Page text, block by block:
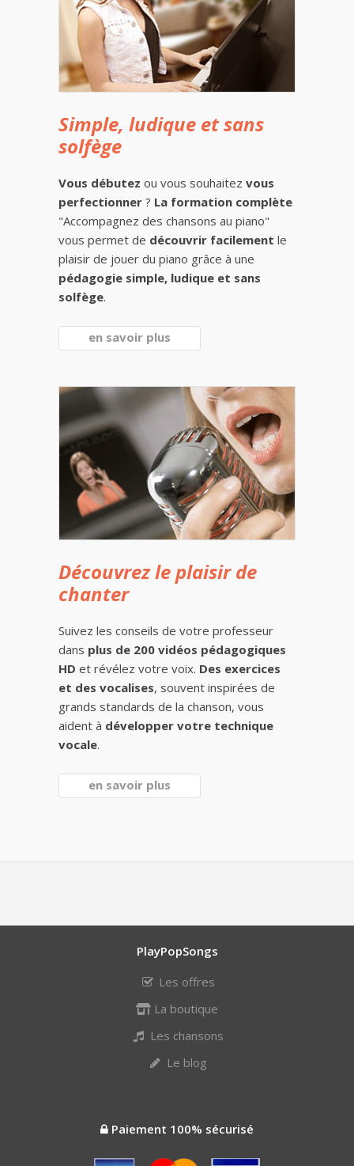
Simple, ludique et sans
solfège
Vous débutez ou vous souhaitez vous
perfectionner ? La formation complète
"Accompagnez des chansons au piano"
vous permet de découvrir facilement le
plaisir de jouer du piano grâce à une
pédagogie simple, ludique et sans
solfège.
en savoir plus
Découvrez le plaisir de
chanter
Suivez les conseils de votre professeur
dans plus de 200 vidéos pédagogiques
HD et révélez votre voix. Des exercices
et des vocalises, souvent inspirées de
grands standards de la chanson, vous
aident à développer votre technique
vocale.
en savoir plus
PlayPopSongs
Les offres
La boutique
Les chansons
Le blog
Paiement 100% sécurisé